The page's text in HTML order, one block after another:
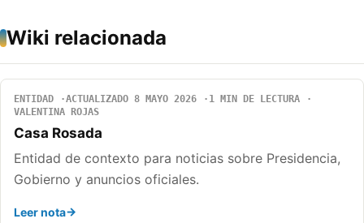
Wiki relacionada
ENTIDAD ACTUALIZADO 8 MAYO 2026
1 MIN DE LECTURA
VALENTINA ROJAS
Casa Rosada
Entidad de contexto para noticias sobre Presidencia,
Gobierno y anuncios oficiales.
Leer nota